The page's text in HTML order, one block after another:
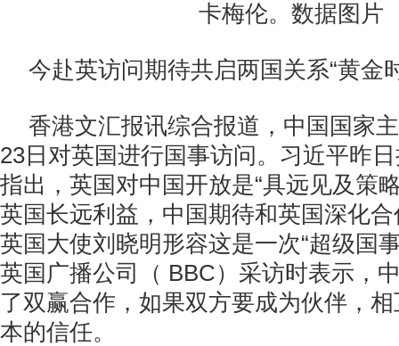
卡梅伦。数据图片
今赴英访问期待共启两国关系“黄金
香港文汇报讯综合报道，中国国家
23日对英国进行国事访问。习近平昨
指出，英国对中国开放是“具远见及策
英国长远利益，中国期待和英国深化
英国大使刘晓明形容这是一次“超级国
英国广播公司（ BBC）采访时表示，
了双赢合作，如果双方要成为伙伴，
本的信任。